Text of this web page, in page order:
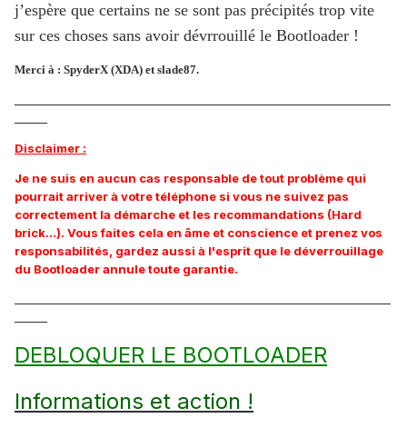
j’espère que certains ne se sont pas précipités trop vite
sur ces choses sans avoir dévrrouillé le Bootloader !
Merci à : SpyderX (XDA) et slade87.
Disclaimer :
Je ne suis en aucun cas responsable de tout problème qui
pourrait arriver à votre téléphone si vous ne suivez pas
correctement la démarche et les recommandations (Hard
brick...). Vous faites cela en âme et conscience et prenez vos
responsabilités, gardez aussi à l'esprit que le déverrouillage
du Bootloader annule toute garantie.
DEBLOQUER LE BOOTLOADER
Informations et action !